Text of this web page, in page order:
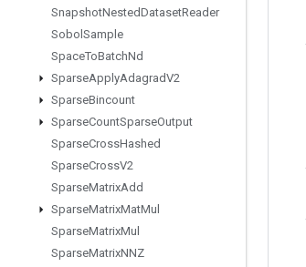
SnapshotNestedDatasetReader
Sobol Sample
SpaceToBatchNd
SparseApplyAdagradV2
SparseBincount
SparseCountSparseOutput
SparseCrossHashed
SparseCrossV2
SparseMatrixAdd
SparseMatrixMatMul
SparseMatrixMul
SparseMatrixNNZ